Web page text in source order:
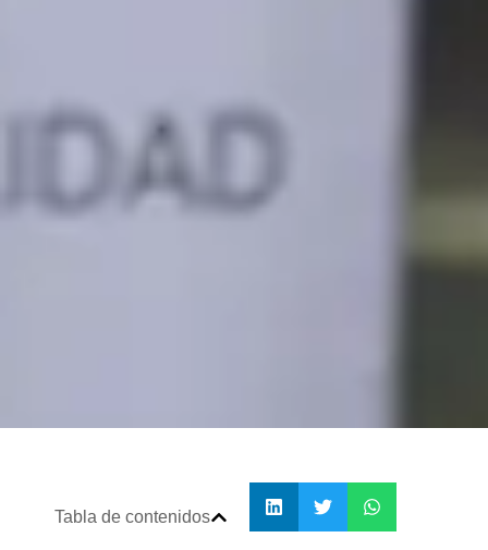
Tabla de contenidos